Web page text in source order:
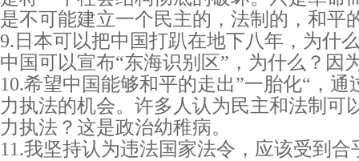
是不可能建立一个民主的，法制的，和平
9.日本可以把中国打趴在地下八年，为什
中国可以宣布“东海识别区”，为什么？因
10.希望中国能够和平的走出”一胎化“，
力执法的机会。许多人认为民主和法制可
力执法？这是政治幼稚病。
11.我坚持认为违法国家法令，应该受到